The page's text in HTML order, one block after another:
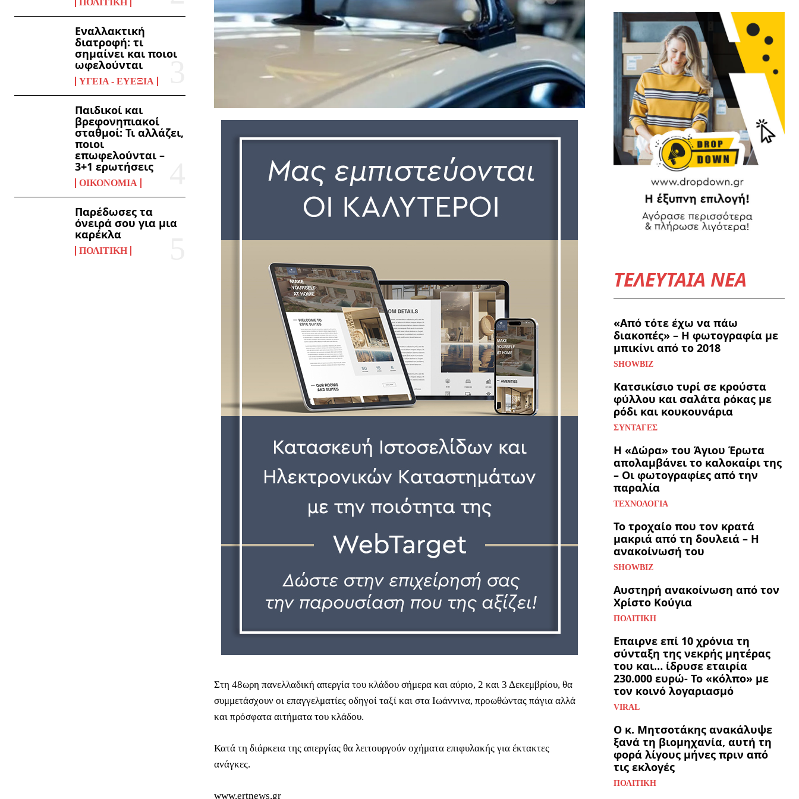
Εναλλακτική
διατροφή: τι
σημαίνει και ποιοι
ωφελούνται
ΥΓΕΊΑ - ΕΥΕΞΊΑ
Παιδικοί και
βρεφονηπιακοί
σταθμοί: Τι αλλάζει,
ποιοι
επωφελούνται –
3+1 ερωτήσεις
ΟΙΚΟΝΟΜΊΑ
Παρέδωσες τα
όνειρά σου για μια
καρέκλα
ΠΟΛΙΤΙΚΉ
Στη 48ωρη πανελλαδική απεργία του κλάδου σήμερα και αύριο, 2 και 3 Δεκεμβρίου, θα
συμμετάσχουν οι επαγγελματίες οδηγοί ταξί και στα Ιωάννινα, προωθώντας πάγια αλλά
και πρόσφατα αιτήματα του κλάδου.
Κατά τη διάρκεια της απεργίας θα λειτουργούν οχήματα επιφυλακής για έκτακτες
ανάγκες.
www.ertnews.gr
ΤΕΛΕΥΤΑΙΑ ΝΕΑ
«Από τότε έχω να πάω
διακοπές» – Η φωτογραφία με
μπικίνι από το 2018
SHOWBIZ
Κατσικίσιο τυρί σε κρούστα
φύλλου και σαλάτα ρόκας με
ρόδι και κουκουνάρια
ΣΥΝΤΑΓΈΣ
Η «Δώρα» του Άγιου Έρωτα
απολαμβάνει το καλοκαίρι της
– Οι φωτογραφίες από την
παραλία
ΤΕΧΝΟΛΟΓΊΑ
Το τροχαίο που τον κρατά
μακριά από τη δουλειά – Η
ανακοίνωσή του
SHOWBIZ
Αυστηρή ανακοίνωση από τον
Χρίστο Κούγια
ΠΟΛΙΤΙΚΉ
Επαιρνε επί 10 χρόνια τη
σύνταξη της νεκρής μητέρας
του και… ίδρυσε εταιρία
230.000 ευρώ- Το «κόλπο» με
τον κοινό λογαριασμό
VIRAL
Ο κ. Μητσοτάκης ανακάλυψε
ξανά τη βιομηχανία, αυτή τη
φορά λίγους μήνες πριν από
τις εκλογές
ΠΟΛΙΤΙΚΉ